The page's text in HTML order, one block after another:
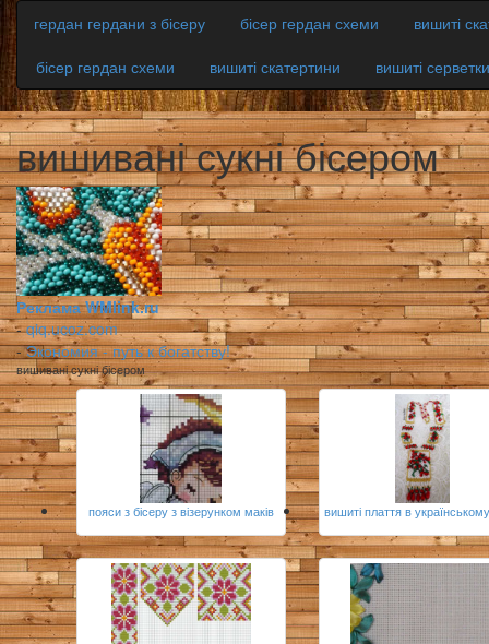
гердан гердани з бісеру бісер гердан схеми
вишиті
бісер гердан схеми
вишиті скатертини вишиті серветки
вишивані сукні бісером
Реклама WMlink.ru
-qiq.ucoz.com
-Экономия - путь к богатству!
вишивані сукні бісером
пояси з бісеру з візерунком маків вишиті плаття в